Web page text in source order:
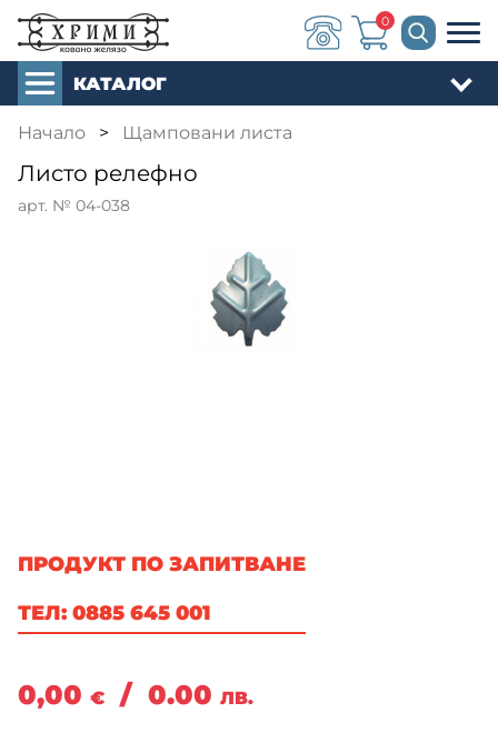
0
КАТАЛОГ
Начало > Щамповани листа
Листо релефно
арт. № 04-038
ПРОДУКТ ПО ЗАПИТВАНЕ
ТЕЛ: 0885 645 001
0,00 € / 0.00 ЛВ.